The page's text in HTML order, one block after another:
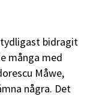
bidragit
många med
Måwe,
några. Det